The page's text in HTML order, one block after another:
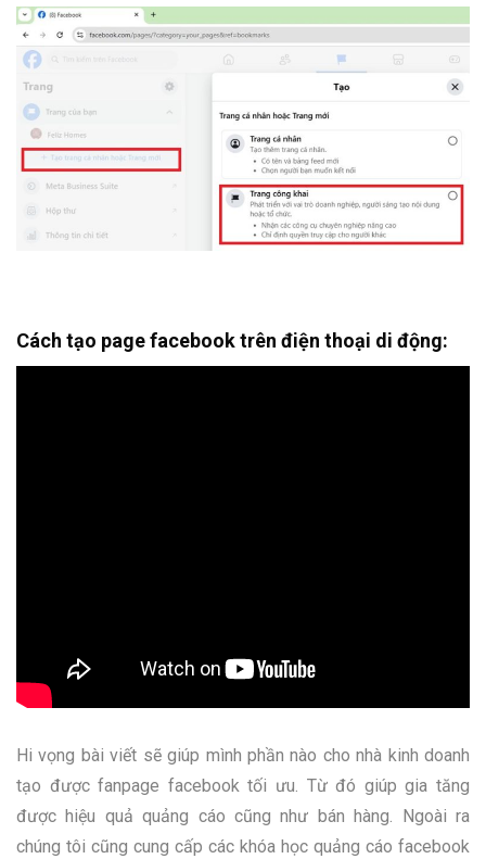
Cách tạo page facebooktrên điện thoại di động:
Hi vọng bài viết sẽ giúp mình phần nào cho nhà kinh doanh
tạo được fanpage facebook tối ưu. Từ đó giúp gia tăng
được hiệu quả quảng cáo cũng như bán hàng. Ngoài ra
chúng tôi cũng cung cấp các khóa học quảng cáo facebook